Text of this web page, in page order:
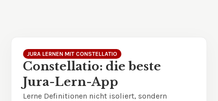
JURA LERNEN MIT CONSTELLATIO
Constellatio: die beste
Jura-Lern-App
Lerne Definitionen nicht isoliert, sondern